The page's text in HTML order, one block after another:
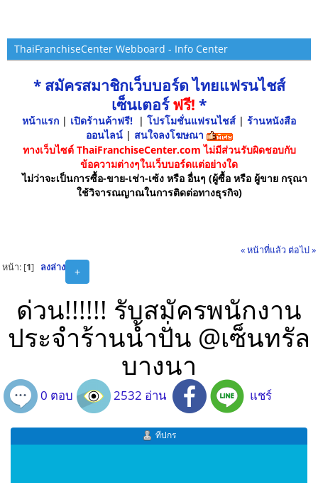
ThaiFranchiseCenter Webboard - Info Center
* สมัครสมาชิกเว็บบอร์ด ไทยแฟรนไชส์
เซ็นเตอร์ฟรี! *
หน้าแรก | เปิดร้านค้าฟรี! | โปรโมชั่นแฟรนไชส์ | ร้านหนังสือ
ออนไลน์ | สนใจลงโฆษณา
ทางเว็บไซต์ ThaiFranchiseCenter.com ไม่มีส่วนรับผิดชอบกับ
ข้อความต่างๆในเว็บบอร์ดแต่อย่างใด
ไม่ว่าจะเป็นการซื้อ-ขาย-เช่า-เซ้ง หรือ อื่นๆ (ผู้ซื้อ หรือ ผู้ขาย กรุณา
ใช้วิจารณญาณในการติดต่อทางธุรกิจ)
« หน้าที่แล้ว ต่อไป »
+
หน้า: [1] ลงล่าง
ด่วน!!!!!! รับสมัครพนักงาน
ประจำร้านน้ำปั่น @เซ็นทรัล
บางนา
0 ตอบ 2532 อ่าน แชร์
ทีปกร